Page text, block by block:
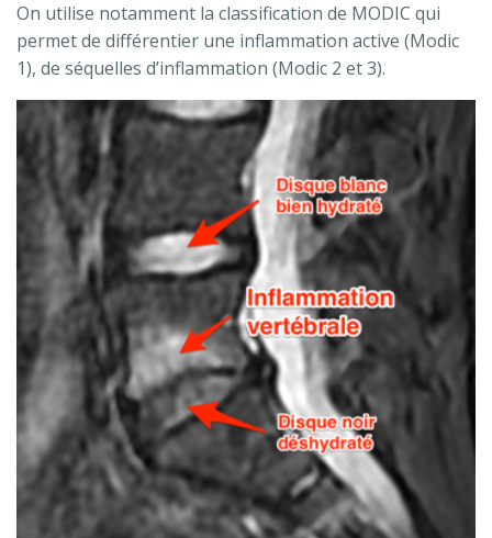
On utilise notamment la classification de MODIC qui
permet de différentier une inflammation active (Modic
1), de séquelles d’inflammation (Modic 2 et 3).